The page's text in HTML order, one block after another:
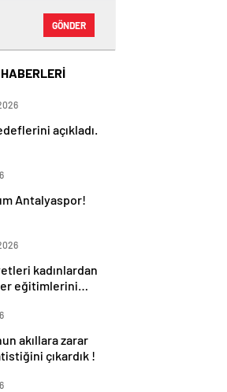
GÖNDER
HABERLERİ
açıkladı.
Antalyaspor!
kadınlardan
eğitimlerini
akıllara zarar
çıkardık !